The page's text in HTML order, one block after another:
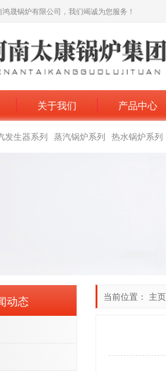
晟锅炉有限公司，我们竭诚为您服务！
关于我们 产品中心
发生器系列 蒸汽锅炉系列 热水锅炉系列
当前位置： 主页
动态